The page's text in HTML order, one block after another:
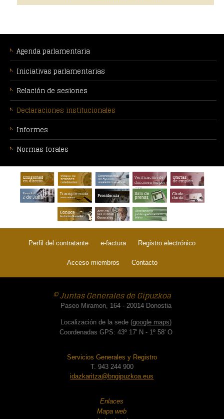
CONTEXTUAL
Agenda parlamentaria
Iniciativas parlamentarias
Relación de sesiones
Declaraciones institucionales
Informes
Normas forales
PÁGINA:
Verificación de
documentos por
CSV
Perfil del contratante e-factura Registro electrónico
Acceso miembros Contacto
© Juntas Generales de Gipuzkoa
Paseo Miramon, 164 - 20014 Donostia
Localización de la sede (google maps)
Coordenadas GPS: 43º 17' N - 1º 58' O
Servicios Generales y Registro
T. 943 244 900
idazkaritza@bngipuzkoa.eus
Enlaces
Mapa web